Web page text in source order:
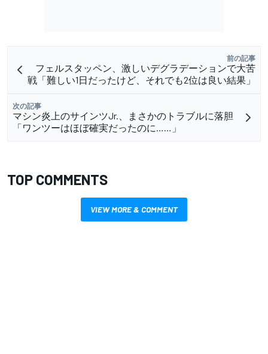
前の記事
フェルスタッペン、激しいデグラデーションで大苦
戦「難しい1日だったけど、それでも2位は良い結果」
次の記事
マシン炎上のサインツJr.、まさかのトラブルに落胆
「ワンツーはほぼ確実だったのに……」
TOP COMMENTS
VIEW MORE & COMMENT